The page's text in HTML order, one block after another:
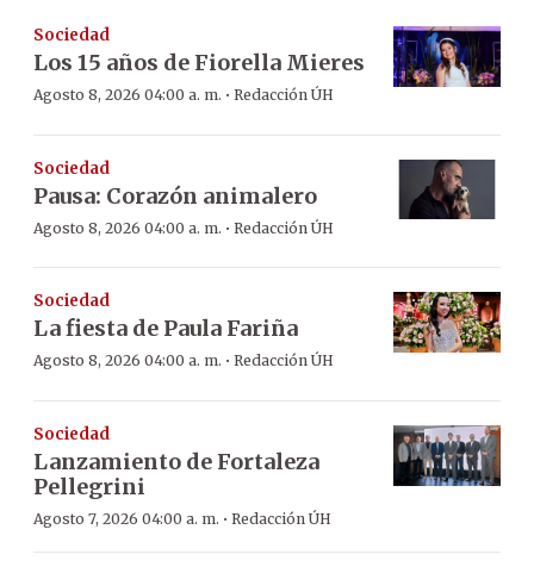
Sociedad
Los 15 años de Fiorella Mieres
Agosto 8, 2026 04:00 a. m. · Redacción ÚH
Sociedad
Pausa: Corazón animalero
Agosto 8, 2026 04:00 a. m. · Redacción ÚH
Sociedad
La fiesta de Paula Fariña
Agosto 8, 2026 04:00 a. m. · Redacción ÚH
Sociedad
Lanzamiento de Fortaleza
Pellegrini
Agosto 7, 2026 04:00 a. m. · Redacción ÚH